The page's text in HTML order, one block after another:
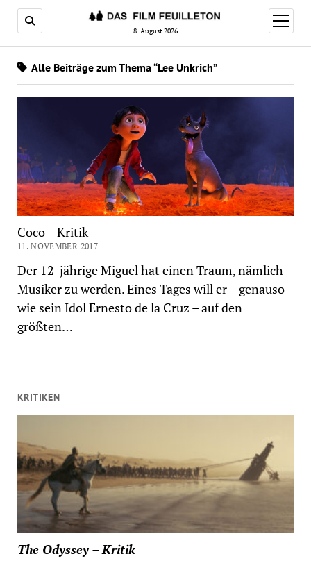
8. August 2026
Menü
öffnen
KRITIKEN
The Odyssey – Kritik
Alle Beiträge zum Thema “Lee Unkrich”
Coco – Kritik
11. NOVEMBER 2017
Der 12-jährige Miguel hat einen Traum, nämlich
Musiker zu werden. Eines Tages will er – genauso
wie sein Idol Ernesto de la Cruz – auf den
größten…